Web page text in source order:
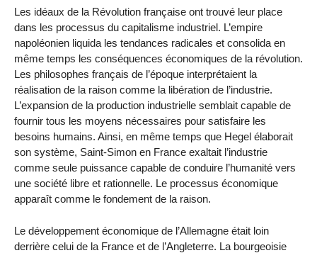
Les idéaux de la Révolution française ont trouvé leur place
dans les processus du capitalisme industriel. L’empire
napoléonien liquida les tendances radicales et consolida en
même temps les conséquences économiques de la révolution.
Les philosophes français de l’époque interprétaient la
réalisation de la raison comme la libération de l’industrie.
L’expansion de la production industrielle semblait capable de
fournir tous les moyens nécessaires pour satisfaire les
besoins humains. Ainsi, en même temps que Hegel élaborait
son système, Saint-Simon en France exaltait l’industrie
comme seule puissance capable de conduire l’humanité vers
une société libre et rationnelle. Le processus économique
apparaît comme le fondement de la raison.
Le développement économique de l’Allemagne était loin
derrière celui de la France et de l’Angleterre. La bourgeoisie